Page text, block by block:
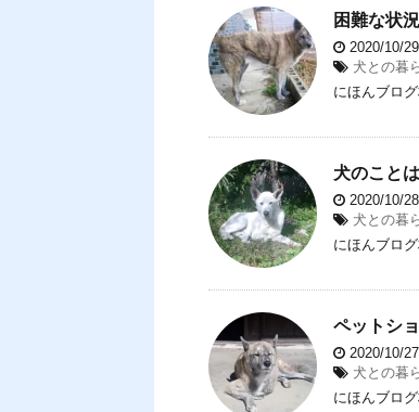
困難な状
2020/10/29
犬との暮
にほんブロ
犬のこと
2020/10/28
犬との暮
にほんブロ
ペットシ
2020/10/27
犬との暮
にほんブロ